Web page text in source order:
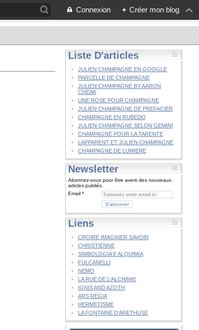
Connexion + Créer mon blog
Liste D'articles
JULIEN CHAMPAGNE EN GOOGLE
PARCELLE DE CHAMPAGNE
JULIEN CHAMPAGNE BY AARON
CHEAK
UNE ROSE POUR CHAMPAGNE
JULIEN CHAMPAGNE DE PREFACIER
CHAMPAGNE EN RUBEDO
JULIEN CHAMPAGNE SELON GEMINI
CHAMPAGNE POUR LA TARENTE
LAPPARENT ET JULIEN CHAMPAGNE
CHAMPAGNE DE LUMIERE
Newsletter
Abonnez-vous pour être averti des nouveaux
articles publiés.
Email
Liens
CROIRE IMAGINER SAVOIR
CHRISTIENNE
SIMBOLOGIA E ALQUIMIA
FULCANELLI
NEMO
LA RUE DE L'ALCHIMIE
IGNIS AND AZOTH
ARS REGIA
HERMETISME
LA FONTAINE D'ARETHUSE